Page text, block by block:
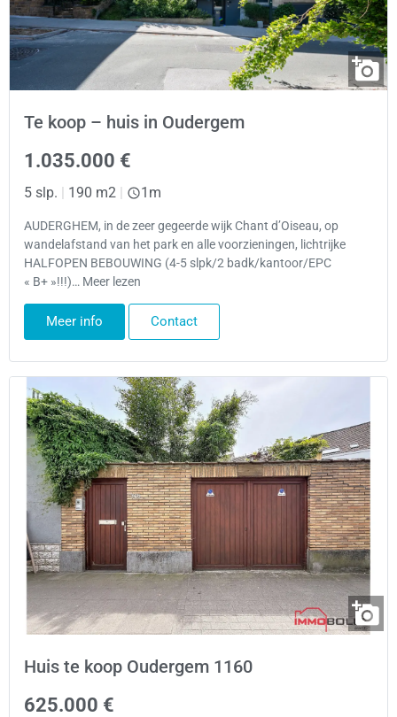
Te koop – huis in Oudergem
1.035.000 €
5 slp. 190 m2 1m
AUDERGHEM, in de zeer gegeerde wijk Chant d’Oiseau, op
wandelafstand van het park en alle voorzieningen, lichtrijke
HALFOPEN BEBOUWING (4-5 slpk/2 badk/kantoor/EPC
« B+ »!!!)… Meer lezen
Meer info Contact
Huis te koop Oudergem 1160
625.000 €